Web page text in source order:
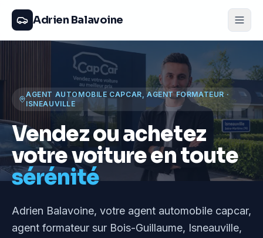
Adrien Balavoine
AGENT AUTOMOBILE CAPCAR, AGENT FORMATEUR ·
ISNEAUVILLE
Vendez ou achetez
votre voiture en toute
sérénité
Adrien Balavoine, votre agent automobile capcar,
agent formateur sur Bois-Guillaume, Isneauville,